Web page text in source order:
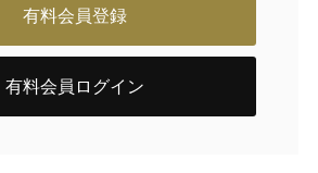
有料会員登録
有料会員ログイン